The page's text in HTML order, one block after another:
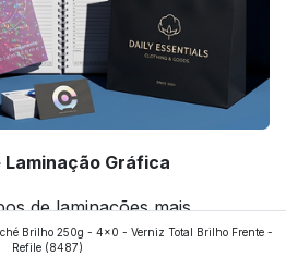
Gráfica
de laminações mais
da gráfica FuturaIM? Então,
Brilho 250g - 4x0 - Verniz Total Brilho Frente -
Refile(8487)